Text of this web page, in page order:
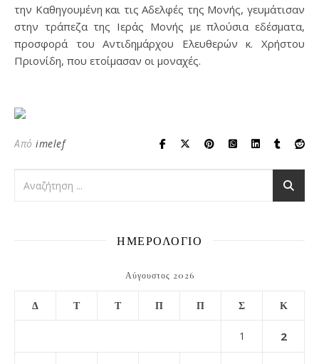
την Καθηγουμένη και τις Αδελφές της Μονής, γευμάτισαν
στην τράπεζα της Ιεράς Μονής με πλούσια εδέσματα,
προσφορά του Αντιδημάρχου Ελευθερών κ. Χρήστου
Πριονίδη, που ετοίμασαν οι μοναχές.
Από imelef
ΗΜΕΡΟΛΟΓΙΟ
Αύγουστος 2026
Δ Τ Τ Π Π Σ Κ
1 2